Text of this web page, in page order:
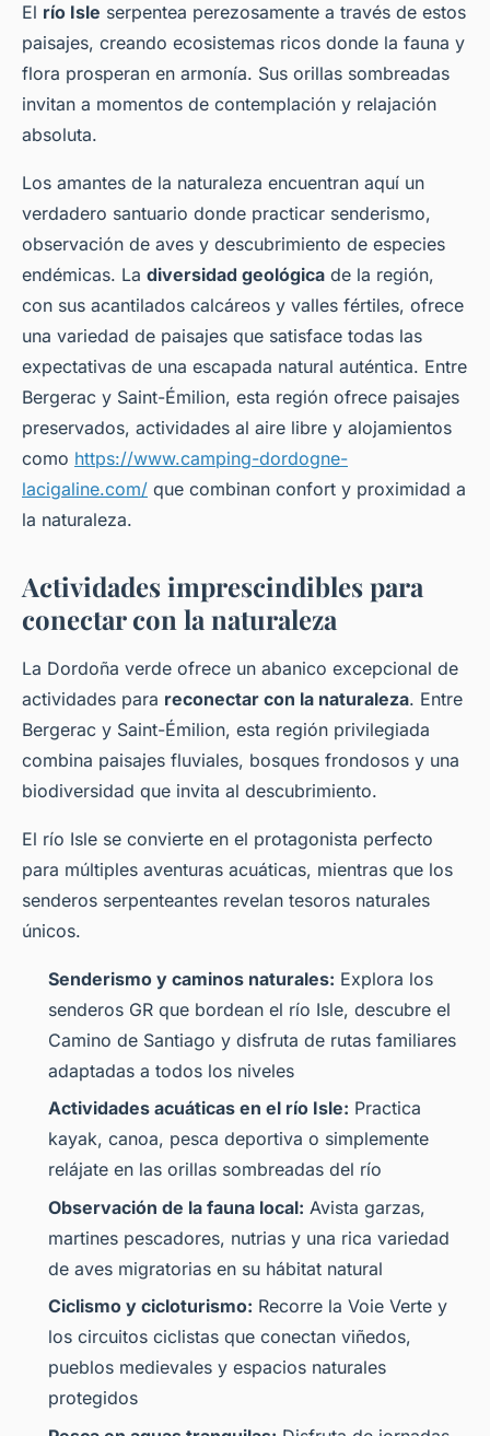
El río Isle serpentea perezosamente a través de estos
paisajes, creando ecosistemas ricos donde la fauna y
flora prosperan en armonía. Sus orillas sombreadas
invitan a momentos de contemplación y relajación
absoluta.
Los amantes de la naturaleza encuentran aquí un
verdadero santuario donde practicar senderismo,
observación de aves y descubrimiento de especies
endémicas. La diversidad geológica de la región,
con sus acantilados calcáreos y valles fértiles, ofrece
una variedad de paisajes que satisface todas las
expectativas de una escapada natural auténtica. Entre
Bergerac y Saint-Émilion, esta región ofrece paisajes
preservados, actividades al aire libre y alojamientos
como https://www.camping-dordogne-
lacigaline.com/ que combinan confort y proximidad a
la naturaleza.
Actividades imprescindibles para
conectar con la naturaleza
La Dordoña verde ofrece un abanico excepcional de
actividades para reconectar con la naturaleza. Entre
Bergerac y Saint-Émilion, esta región privilegiada
combina paisajes fluviales, bosques frondosos y una
biodiversidad que invita al descubrimiento.
El río Isle se convierte en el protagonista perfecto
para múltiples aventuras acuáticas, mientras que los
senderos serpenteantes revelan tesoros naturales
únicos.
Senderismo y caminos naturales: Explora los
senderos GR que bordean el río Isle, descubre el
Camino de Santiago y disfruta de rutas familiares
adaptadas a todos los niveles
Actividades acuáticas en el río Isle: Practica
kayak, canoa, pesca deportiva o simplemente
relájate en las orillas sombreadas del río
Observación de la fauna local: Avista garzas,
martines pescadores, nutrias y una rica variedad
de aves migratorias en su hábitat natural
Ciclismo y cicloturismo: Recorre la Voie Verte y
los circuitos ciclistas que conectan viñedos,
pueblos medievales y espacios naturales
protegidos